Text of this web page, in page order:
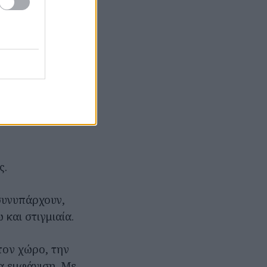
παραστάσεις
στιγμιαία.
χώρο, την